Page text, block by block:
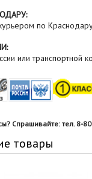
по
или транспортной
Спрашивайте: тел. 8-
товары